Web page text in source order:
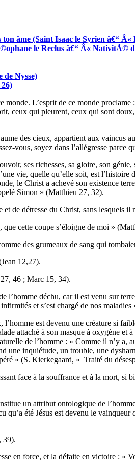
âme (Saint Isaac le Syrien â€“
le Reclus â€“ Â« NativitÃ©
Nysse)
L’esprit de ce monde
ceux qui pleurent, ceux qui sont
des cieux, appartient aux vaincus
vous, soyez dans l’allégresse
ses richesses, sa gloire, son
vie, quelle qu’elle soit, est
le Christ a achevé son existence
Simon » (Matthieu 27, 32).
de détresse du Christ, sans lesquels il
cette coupe s’éloigne de moi »
des grumeaux de sang qui
12,27).
27, 46 ; Marc 15, 34).
l’homme déchu, car il est venu sur
et s’est chargé de nos
est devenu une créature si
attaché à son masque à oxygène
de l’homme : « Comme il n’y a,
une inquiétude, un trouble, une
» (S. Kierkegaard, « Traité du
face à la souffrance et à la mort, si
un attribut ontologique de
qu’a été Jésus est devenu le
39).
en force, et la défaite en victoire : «